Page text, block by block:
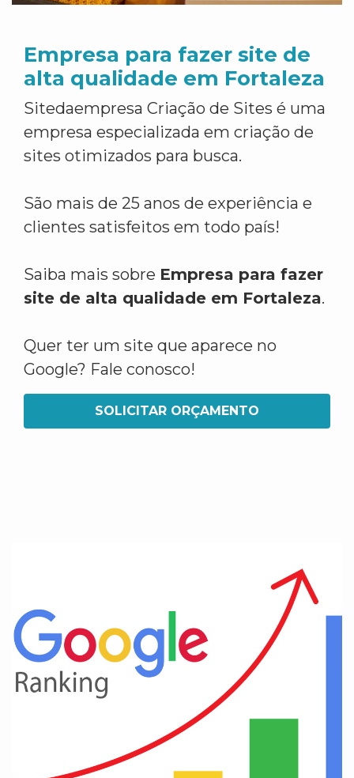
Empresa para fazer site de
alta qualidade em Fortaleza
Sitedaempresa Criação de Sites é uma
empresa especializada em criação de
sites otimizados para busca.
São mais de 25 anos de experiência e
clientes satisfeitos em todo país!
Saiba mais sobre Empresa para fazer
site de alta qualidade em Fortaleza.
Quer ter um site que aparece no
Google? Fale conosco!
SOLICITAR ORÇAMENTO